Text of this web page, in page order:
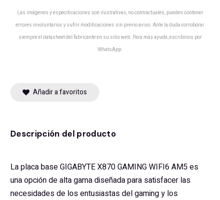
Las imágenes y especificaciones son ilustrativas, no contractuales, pueden contener
errores involuntarios y sufrir modificaciones sin previo aviso. Ante la duda corroborar
siempre el datasheet del fabricante en su sitio web. Para más ayuda, escribinos por
WhatsApp.
Añadir a favoritos
Descripción del producto
La placa base GIGABYTE X870 GAMING WIFI6 AM5 es
una opción de alta gama diseñada para satisfacer las
necesidades de los entusiastas del gaming y los